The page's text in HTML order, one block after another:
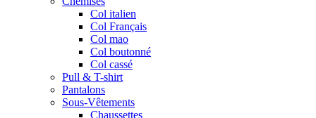
Col italien
Col Français
Col mao
Col boutonné
Col cassé
Pull & T-shirt
Pantalons
Sous-Vêtements
Chaussettes